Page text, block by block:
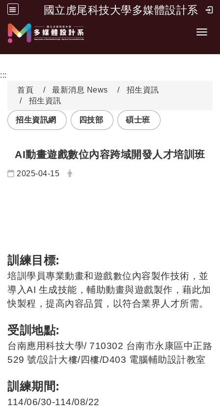
國立虎尾科技大學多媒體設計系
跳到主要內容
:::
首頁
最新消息 News
招生資訊
招生資訊
招生資訊網 四技部 碩士班
AI動畫遊戲數位內容跨域開發人才培訓班
日期：
2025-04-15 發布者：
訓練目標:
培訓學員專業動畫和遊戲數位內容製作技術，並
導入AI 生成技能，輔助動畫與遊戲製作，藉此加
快製程，提高內容品質，以符合業界人才所需。
受訓地點:
台南應用科技大學/ 710302 台南市永康區中正路
529 號/設計大樓/四樓/D403 電腦輔助設計教室
訓練期間:
114/06/30-114/08/22